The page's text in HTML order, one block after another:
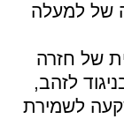
של למעלה
של חזרה
לזהב,
לשמירת